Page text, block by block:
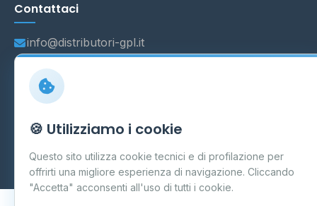
Contattaci
info@distributori-gpl.it
Carpi P.IVA 03859300364
Dati forniti daMinistero delle Imprese e del Made in Italy
Aggiornamento quotidiano
🍪 Utilizziamo i cookie
Questo sito utilizza cookie tecnici e di profilazione per
offrirti una migliore esperienza di navigazione. Cliccando
"Accetta" acconsenti all'uso di tutti i cookie.